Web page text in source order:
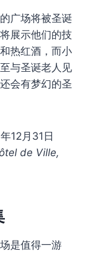
广场将被圣诞
展示他们的技
热红酒，而小
与圣诞老人见
会有梦幻的圣
12月31日
de Ville,
是值得一游